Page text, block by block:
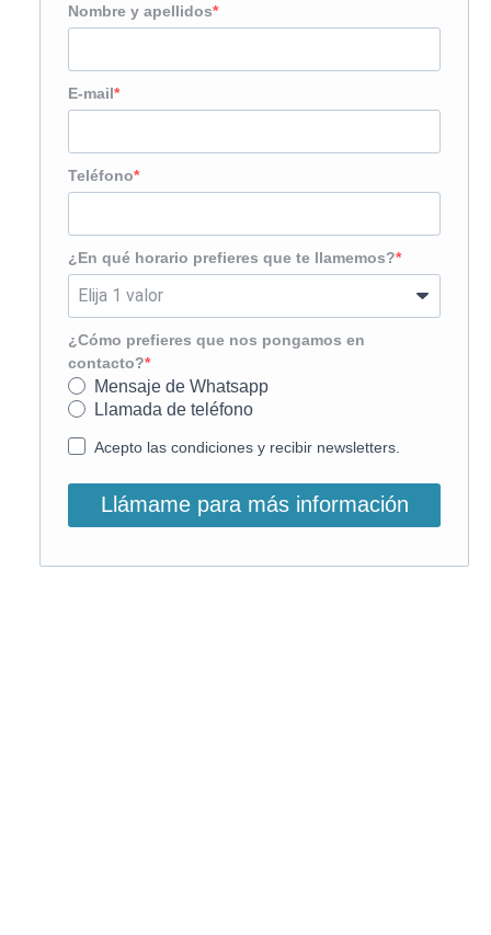
Nombre y apellidos
E-mail
Teléfono
¿En qué horario prefieres que te llamemos?
¿Cómo prefieres que nos pongamos en
contacto?
Mensaje de Whatsapp
Llamada de teléfono
Acepto las condiciones y recibir newsletters.
Llámame para más información